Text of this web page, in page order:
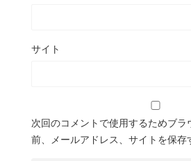
サイト
次回のコメントで使用するためブラ
前、メールアドレス、サイトを保存